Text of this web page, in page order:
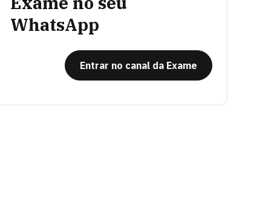
WhatsApp
Entrar no canal da Exame